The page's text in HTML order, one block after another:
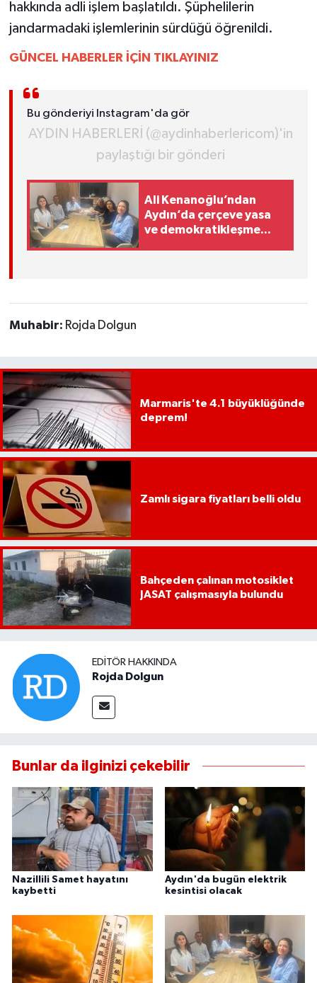
hakkında adli işlem başlatıldı. Şüphelilerin
jandarmadaki işlemlerinin sürdüğü öğrenildi.
GÜNCEL HABERLER İÇİN TIKLAYINIZ
Bu gönderiyi Instagram'da gör
AYDIN HABERLERİ (@aydinhaberlericom)'in
paylaştığı bir gönderi
Ali Kenanoğlu’ndan
Aydın’da çerçeve yasa
ve demokratikleşme
Muhabir: Rojda Dolgun
Marmaris'te 4.1 büyüklüğünde
deprem!
Zamlı sigara fiyatları belli oldu
Bahçeden çalınan motosiklet
JASAT çalışmasıyla bulundu
EDITÖR HAKKINDA
Rojda Dolgun
Bunlar da ilginizi çekebilir
Nazillili Samet hayatını
kaybetti
Aydın'da bugün elektrik
kesintisi olacak
UŞAK